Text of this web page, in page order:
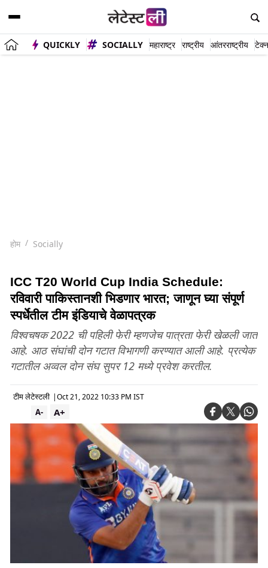
QUICKLY SOCIALLY महाराष्ट्र राष्ट्रीय आंतरराष्ट्रीय
होम Socially
ICC T20 World Cup India Schedule:
रविवारी पाकिस्तानशी भिडणार भारत; जाणून घ्या संपूर्ण
स्पर्धेतील टीम इंडियाचे वेळापत्रक
विश्वचषक 2022 ची पहिली फेरी म्हणजेच पात्रता फेरी खेळली जात
आहे. आठ संघांची दोन गटात विभागणी करण्यात आली आहे. प्रत्येक
गटातील अव्वल दोन संघ सुपर 12 मध्ये प्रवेश करतील.
टीम लेटेस्टली |Oct 21, 2022 10:33 PM IST
A+
A-